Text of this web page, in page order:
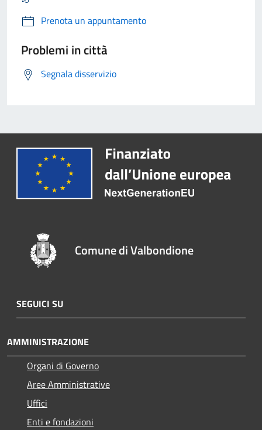
Prenota un appuntamento
Problemi in città
Segnala disservizio
Comune di Valbondione
SEGUICI SU
AMMINISTRAZIONE
Organi di Governo
Aree Amministrative
Uffici
Enti e fondazioni